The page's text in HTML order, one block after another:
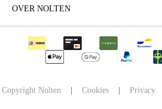
OVER NOLTEN
Copyright Nolten Cookies Privacy